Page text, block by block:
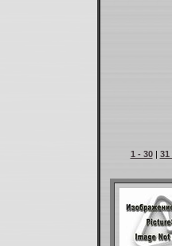
1 - 30| 31